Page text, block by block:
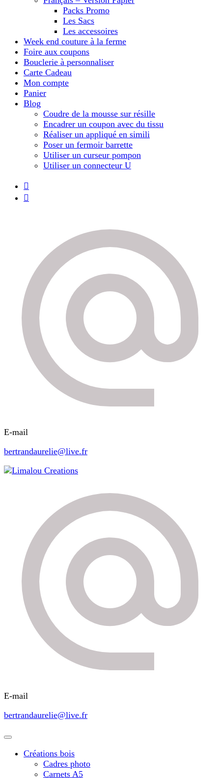
Packs Promo
Les Sacs
Les accessoires
Week end couture à la ferme
Foire aux coupons
Bouclerie à personnaliser
Carte Cadeau
Mon compte
Panier
Blog
Coudre de la mousse sur résille
Encadrer un coupon avec du tissu
Réaliser un appliqué en simili
Poser un fermoir barrette
Utiliser un curseur pompon
Utiliser un connecteur U
E-mail
bertrandaurelie@live.fr
Limalou Creations
E-mail
bertrandaurelie@live.fr
Créations bois
Cadres photo
Carnets A5